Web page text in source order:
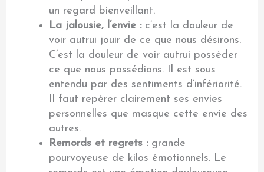
un regard bienveillant.
La jalousie, l’envie : c’est la douleur de
voir autrui jouir de ce que nous désirons.
C’est la douleur de voir autrui posséder
ce que nous possédions. Il est sous
entendu par des sentiments d’infériorité.
Il faut repérer clairement ses envies
personnelles que masque cette envie des
autres.
Remords et regrets : grande
pourvoyeuse de kilos émotionnels. Le